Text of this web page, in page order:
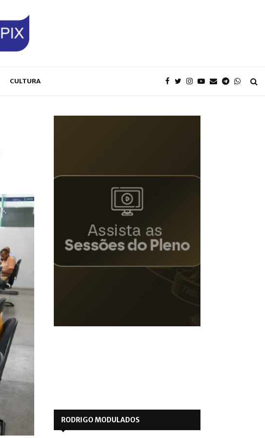
CULTURA
RODRIGO MODULADOS